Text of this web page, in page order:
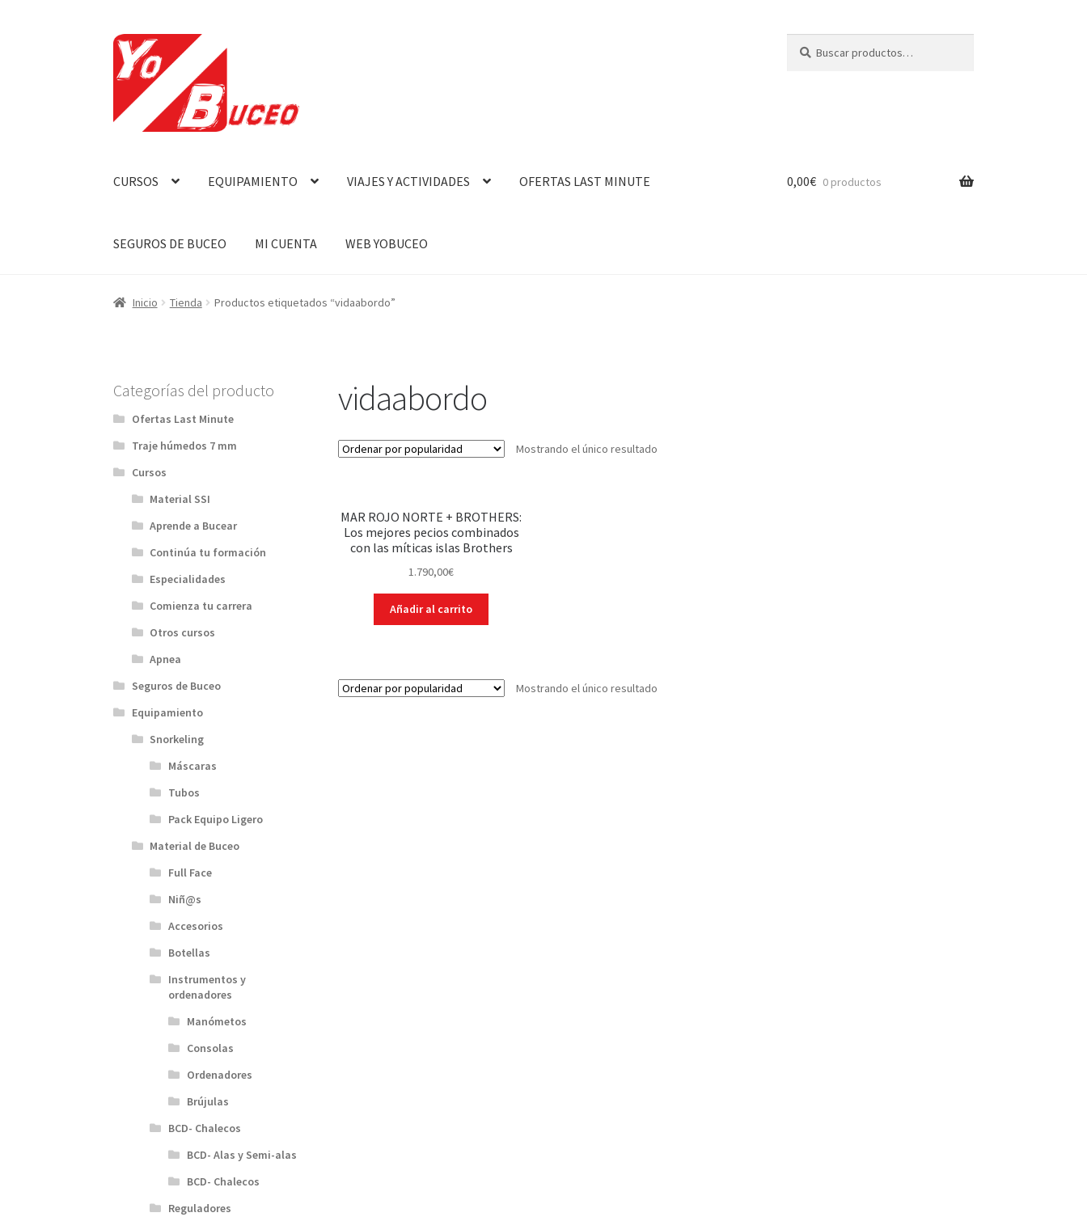
Ir
la
navegación
Ir
al
contenido
por:
CURSOS EQUIPAMIENTO VIAJES Y ACTIVIDADES OFERTAS LAST MINUTE
SEGUROS DE BUCEO MI CUENTA WEB YOBUCEO
0,00€ 0 productos
Inicio Tienda Productos etiquetados “vidaabordo”
vidaabordo
Mostrando el único resultado
MAR ROJO NORTE + BROTHERS:
Los mejores pecios combinados
con las míticas islas Brothers
1.790,00€
Añadir al carrito
Mostrando el único resultado
Categorías del producto
Ofertas Last Minute
Traje húmedos 7 mm
Cursos
Material SSI
Aprende a Bucear
Continúa tu formación
Especialidades
Comienza tu carrera
Otros cursos
Apnea
Seguros de Buceo
Equipamiento
Snorkeling
Máscaras
Tubos
Pack Equipo Ligero
Material de Buceo
Full Face
Niñ@s
Accesorios
Botellas
Instrumentos y
ordenadores
Manómetos
Consolas
Ordenadores
Brújulas
BCD- Chalecos
BCD- Alas y Semi-alas
BCD- Chalecos
Reguladores